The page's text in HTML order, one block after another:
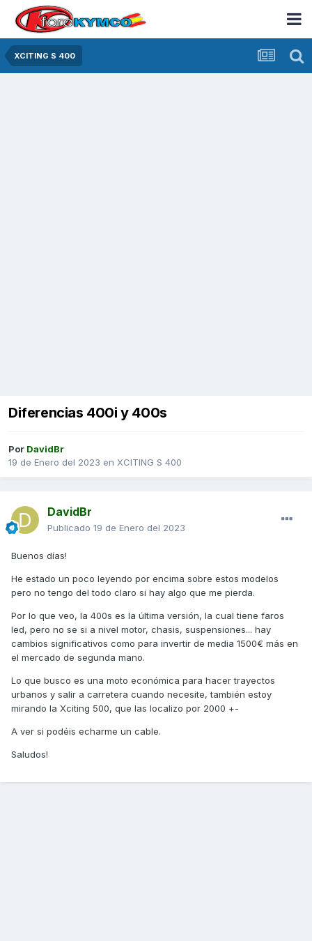
XCITING S 400
Diferencias 400i y 400s
Por DavidBr
19 de Enero del 2023 en XCITING S 400
DavidBr
Publicado 19 de Enero del 2023
Buenos días!
He estado un poco leyendo por encima sobre estos modelos
pero no tengo del todo claro si hay algo que me pierda.
Por lo que veo, la 400s es la última versión, la cual tiene faros
led, pero no se si a nivel motor, chasis, suspensiones... hay
cambios significativos como para invertir de media 1500€ más en
el mercado de segunda mano.
Lo que busco es una moto económica para hacer trayectos
urbanos y salir a carretera cuando necesite, también estoy
mirando la Xciting 500, que las localizo por 2000 +-
A ver si podéis echarme un cable.
Saludos!